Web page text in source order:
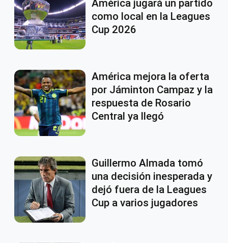
América jugará un partido
como local en la Leagues
Cup 2026
América mejora la oferta
por Jáminton Campaz y la
respuesta de Rosario
Central ya llegó
Guillermo Almada tomó
una decisión inesperada y
dejó fuera de la Leagues
Cup a varios jugadores